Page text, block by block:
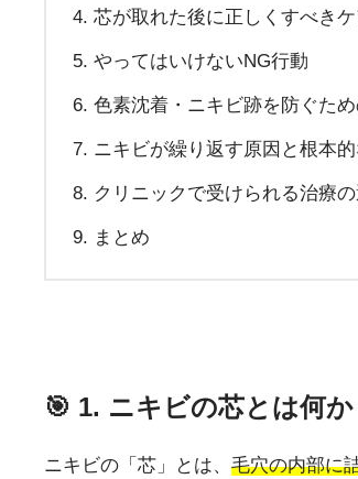
芯が取れた後に正しくすべき
やってはいけないNG行動
色素沈着・ニキビ跡を防ぐため
ニキビが繰り返す原因と根本
クリニックで受けられる治療
まとめ
🎯 1. ニキビの芯とは何か
ニキビの「芯」とは、 毛穴の内部に